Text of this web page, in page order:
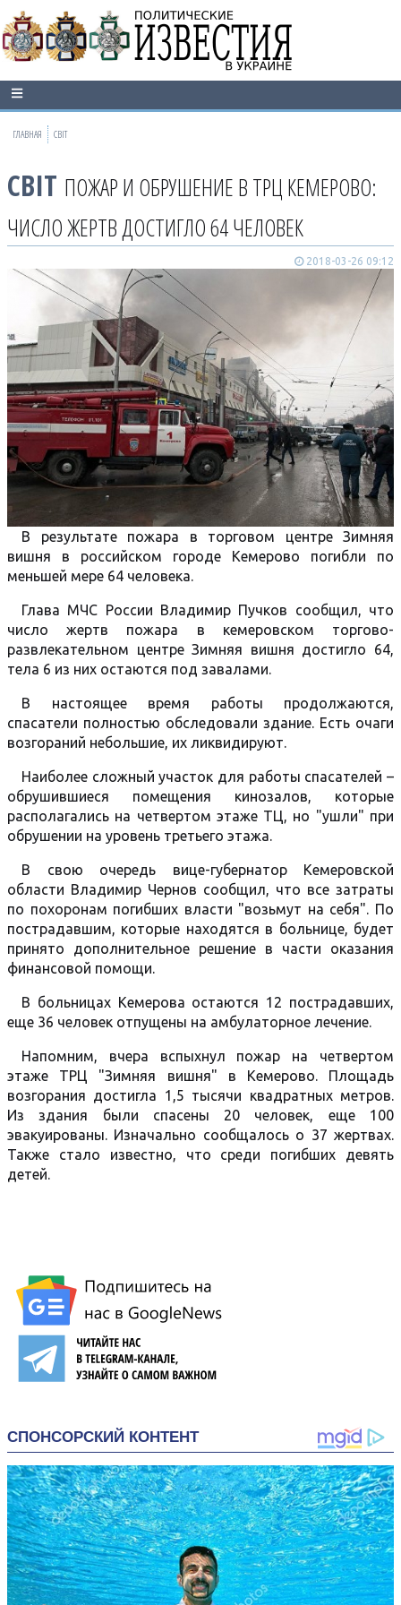
ГЛАВНАЯ СВІТ
СВІТ ПОЖАР И ОБРУШЕНИЕ В ТРЦ КЕМЕРОВО:
ЧИСЛО ЖЕРТВ ДОСТИГЛО 64 ЧЕЛОВЕК
2018-03-26 09:12
В результате пожара в торговом центре Зимняя
вишня в российском городе Кемерово погибли по
меньшей мере 64 человека.
Глава МЧС России Владимир Пучков сообщил, что
число жертв пожара в кемеровском торгово-
развлекательном центре Зимняя вишня достигло 64,
тела 6 из них остаются под завалами.
В настоящее время работы продолжаются,
спасатели полностью обследовали здание. Есть очаги
возгораний небольшие, их ликвидируют.
Наиболее сложный участок для работы спасателей –
обрушившиеся помещения кинозалов, которые
располагались на четвертом этаже ТЦ, но "ушли" при
обрушении на уровень третьего этажа.
В свою очередь вице-губернатор Кемеровской
области Владимир Чернов сообщил, что все затраты
по похоронам погибших власти "возьмут на себя". По
пострадавшим, которые находятся в больнице, будет
принято дополнительное решение в части оказания
финансовой помощи.
В больницах Кемерова остаются 12 пострадавших,
еще 36 человек отпущены на амбулаторное лечение.
Напомним, вчера вспыхнул пожар на четвертом
этаже ТРЦ "Зимняя вишня" в Кемерово. Площадь
возгорания достигла 1,5 тысячи квадратных метров.
Из здания были спасены 20 человек, еще 100
эвакуированы. Изначально сообщалось о 37 жертвах.
Также стало известно, что среди погибших девять
детей.